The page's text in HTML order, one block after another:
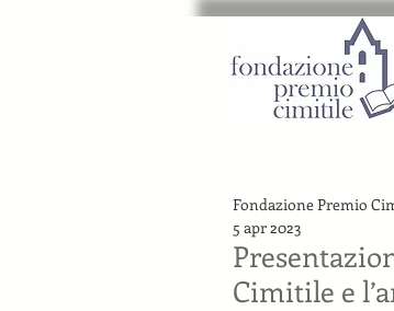
Cimitile e
Fondazione Premio
5 apr 2023